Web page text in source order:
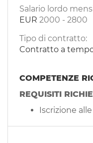
Salario lordo
EUR 2000 - 2800
Tipo di contratto:
Contratto a
COMPETENZE
REQUISITI
Iscrizione